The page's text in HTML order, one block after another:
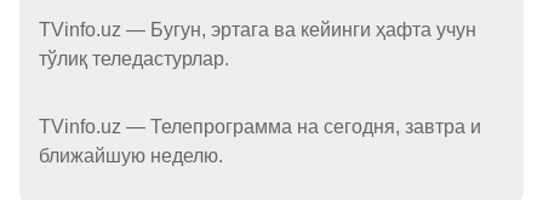
TVinfo.uz — Бугун, эртага ва кейинги ҳафта учун
тўлиқ теледастурлар.
TVinfo.uz — Телепрограмма на сегодня, завтра и
ближайшую неделю.